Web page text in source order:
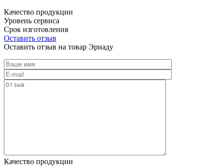
Качество продукции
Уровень сервиса
Срок изготовления
Оставить отзыв
Оставить отзыв на товар Эриаду
Качество продукции